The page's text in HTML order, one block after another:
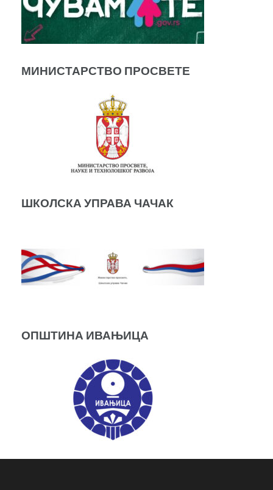
МИНИСТАРСТВО ПРОСВЕТЕ
ШКОЛСКА УПРАВА ЧАЧАК
ОПШТИНА ИВАЊИЦА